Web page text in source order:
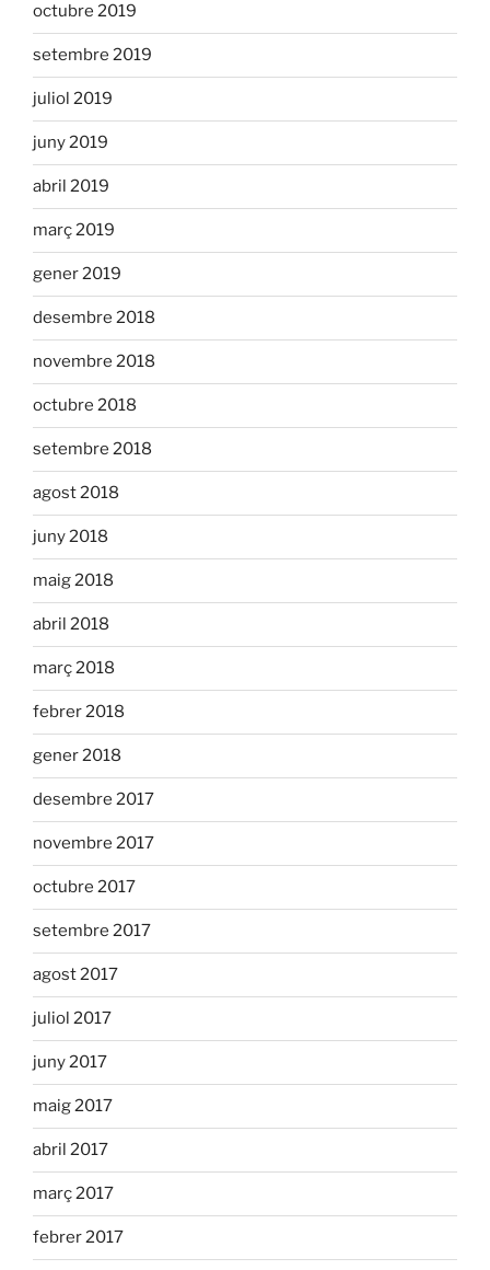
octubre 2019
setembre 2019
juliol 2019
juny 2019
abril 2019
març 2019
gener 2019
desembre 2018
novembre 2018
octubre 2018
setembre 2018
agost 2018
juny 2018
maig 2018
abril 2018
març 2018
febrer 2018
gener 2018
desembre 2017
novembre 2017
octubre 2017
setembre 2017
agost 2017
juliol 2017
juny 2017
maig 2017
abril 2017
març 2017
febrer 2017